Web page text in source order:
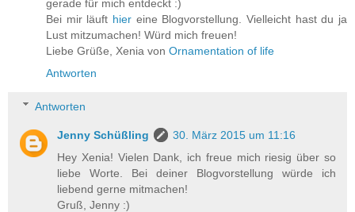
gerade für mich entdeckt :)
Bei mir läuft hier eine Blogvorstellung. Vielleicht hast du ja
Lust mitzumachen! Würd mich freuen!
Liebe Grüße, Xenia von Ornamentation of life
Antworten
Antworten
Jenny Schüßling
30. März 2015 um 11:16
Hey Xenia! Vielen Dank, ich freue mich riesig über so
liebe Worte. Bei deiner Blogvorstellung würde ich
liebend gerne mitmachen!
Gruß, Jenny :)